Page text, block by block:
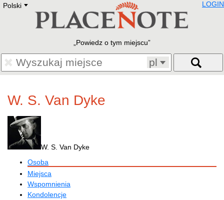
Polski E
Deutsch
Francais
Polski
Eestikeelne
LOGIN
Powiedz o tym miejscu
pl
W. S. Van Dyke
W. S. Van Dyke
Osoba
Miejsca
Wspomnienia
Kondolencje